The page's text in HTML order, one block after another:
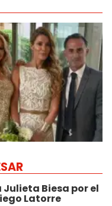
Biesa por el
Latorre